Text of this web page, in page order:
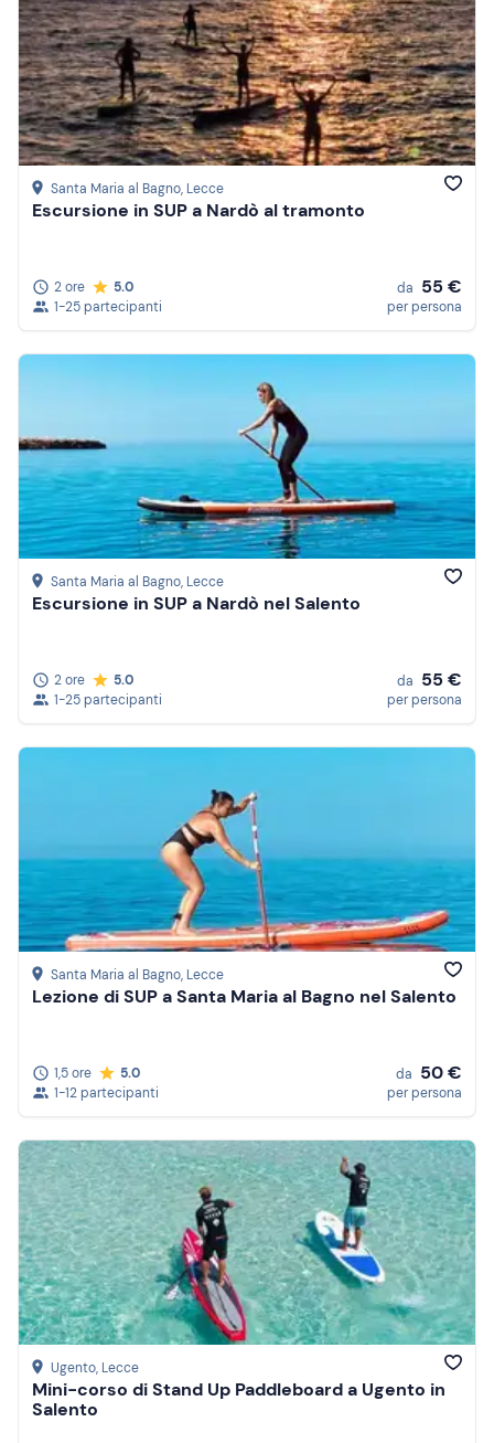
Santa Maria al Bagno, Lecce
Escursione in SUP a Nardò al tramonto
2 ore
5.0
1-25 partecipanti
da 55 €
per persona
Santa Maria al Bagno, Lecce
Escursione in SUP a Nardò nel Salento
2 ore
5.0
1-25 partecipanti
da 55 €
per persona
Santa Maria al Bagno, Lecce
Lezione di SUP a Santa Maria al Bagno nel Salento
1,5 ore
5.0
1-12 partecipanti
da 50 €
per persona
Ugento, Lecce
Mini-corso di Stand Up Paddleboard a Ugento in
Salento